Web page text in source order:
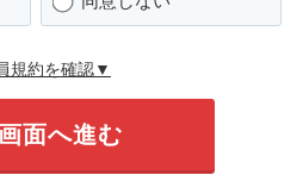
規約を確認▼